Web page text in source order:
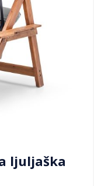
ljuljaška